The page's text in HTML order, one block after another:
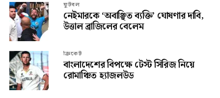
ফুটবল
নেইমারকে ‘অবাঞ্ছিত ব্যক্তি’ ঘোষণার দাবি,
উত্তাল ব্রাজিলের বেলেম
ক্রিকেট
বাংলাদেশের বিপক্ষে টেস্ট সিরিজ নিয়ে
রোমাঞ্চিত হ্যাজলউড